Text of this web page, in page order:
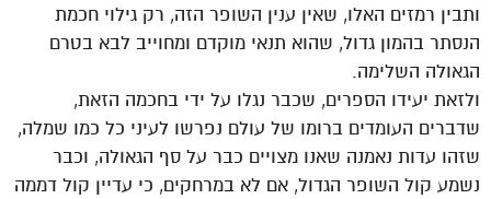
ותבין רמזים האלו, שאין ענין השופר הזה, רק גילוי חכמת
הנסתר בהמון גדול, שהוא תנאי מוקדם ומחוייב לבא בטרם
הגאולה השלימה.
ולזאת יעידו הספרים, שכבר נגלו על ידי בחכמה הזאת,
שדברים העומדים ברומו של עולם נפרשו לעיני כל כמו שמלה,
שזהו עדות נאמנה שאנו מצויים כבר על סף הגאולה, וכבר
נשמע קול השופר הגדול, אם לא במרחקים, כי עדיין קול דממה